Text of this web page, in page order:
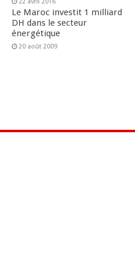
22 avril 2016
Le Maroc investit 1 milliard
DH dans le secteur
énergétique
20 août 2009